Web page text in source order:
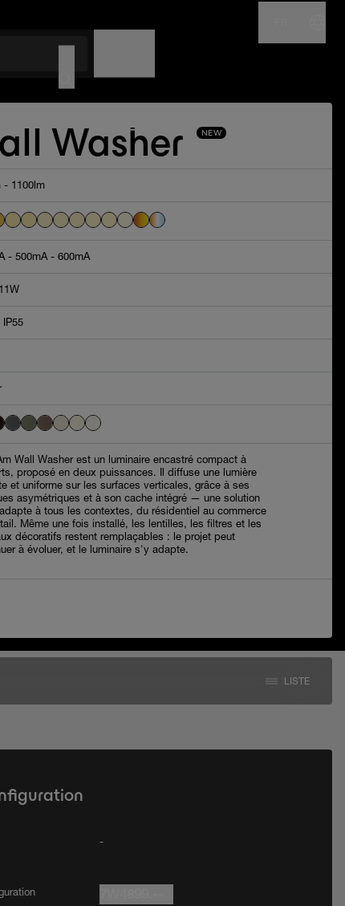
NOM
Washer NEW
- 1100lm
- 500mA - 600mA
IP55
Wall Washer est un luminaire encastré compact à
proposé en deux puissances. Il diffuse une lumière
et uniforme sur les surfaces verticales, grâce à ses
asymétriques et à son cache intégré — une solution
à tous les contextes, du résidentiel au commerce
Même une fois installé, les lentilles, les filtres et les
décoratifs restent remplaçables : le projet peut
à évoluer, et le luminaire s'y adapte.
LISTE
-